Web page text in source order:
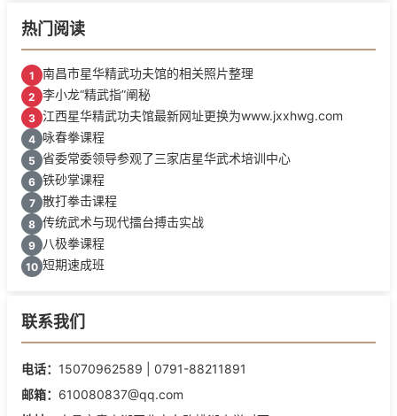
热门阅读
1 南昌市星华精武功夫馆的相关照片整理
2 李小龙“精武指”阐秘
3 江西星华精武功夫馆最新网址更换为www.jxxhwg.com
4 咏春拳课程
5 省委常委领导参观了三家店星华武术培训中心
6 铁砂掌课程
7 散打拳击课程
8 传统武术与现代擂台搏击实战
9 八极拳课程
10 短期速成班
联系我们
电话： 15070962589 | 0791-88211891
邮箱： 610080837@qq.com